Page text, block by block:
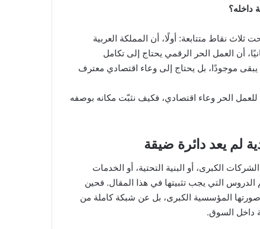
داخله؟
نقاط متتابعة: أولًا، أن المملكة العربية
أن العمل الحر الرقمي يحتاج إلى تكامل
موجودًا، بل يحتاج إلى وعاء اقتصادي معترف
الحر وعاء اقتصادي، فكيف نثبّت مكانه بوصفه
لم يعد دائرة ضيقة
الكبرى، أو البنية التحتية، أو الخدمات
الدروس التي يجب تثبيتها في هذا المقال. فحين
المؤسسية الكبرى، بل عن شبكة كاملة من
داخل السوق.